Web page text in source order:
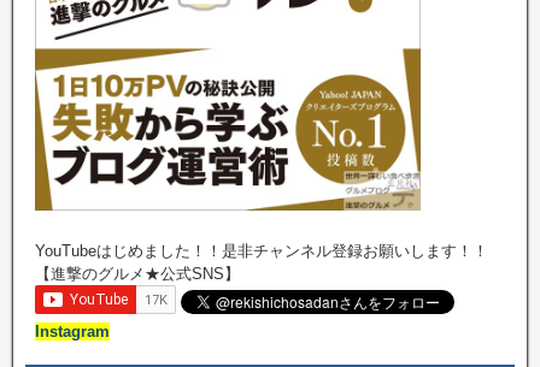
YouTubeはじめました！！是非チャンネル登録お願いします！！
【進撃のグルメ★公式SNS】
Instagram